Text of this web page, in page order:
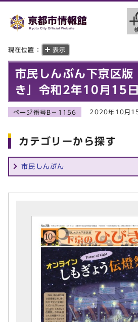
現在位置： 表示
市民しんぶん下京区版
き」令和2年10月15
ページ番号B－1156 2020年10月
カテゴリーから探す
市民しんぶん